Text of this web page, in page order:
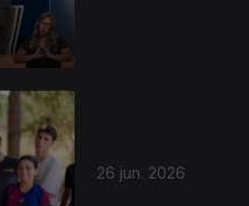
26 jun. 2026